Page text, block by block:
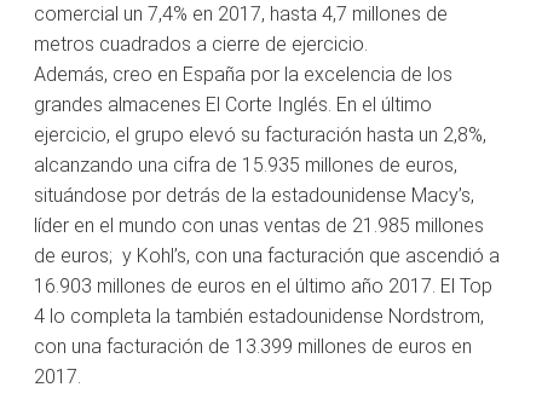
comercial un 7,4% en 2017, hasta 4,7 millones de
metros cuadrados a cierre de ejercicio.
Además, creo en España por la excelencia de los
grandes almacenes El Corte Inglés. En el último
ejercicio, el grupo elevó su facturación hasta un 2,8%,
alcanzando una cifra de 15.935 millones de euros,
situándose por detrás de la estadounidense Macy’s,
líder en el mundo con unas ventas de 21.985 millones
de euros; y Kohl’s, con una facturación que ascendió a
16.903 millones de euros en el último año 2017. El Top
4 lo completa la también estadounidense Nordstrom,
con una facturación de 13.399 millones de euros en
2017.